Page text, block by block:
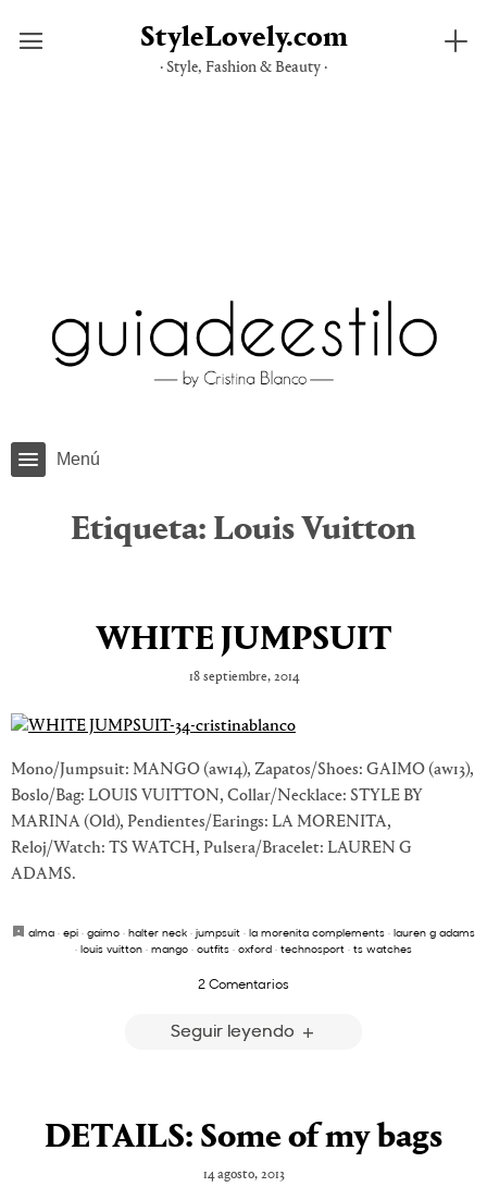
StyleLovely.com
· Style, Fashion & Beauty ·
Menú
Etiqueta: Louis Vuitton
WHITE JUMPSUIT
18 septiembre, 2014
Mono/Jumpsuit: MANGO (aw14), Zapatos/Shoes: GAIMO (aw13),
Boslo/Bag: LOUIS VUITTON, Collar/Necklace: STYLE BY
MARINA (Old), Pendientes/Earings: LA MORENITA,
Reloj/Watch: TS WATCH, Pulsera/Bracelet: LAUREN G
ADAMS.
alma · epi · gaimo · halter neck · jumpsuit · la morenita complements · lauren g adams
· louis vuitton · mango · outfits · oxford · technosport · ts watches
2 Comentarios
Seguir leyendo
DETAILS: Some of my bags
14 agosto, 2013